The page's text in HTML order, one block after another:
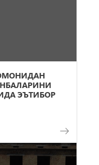
ЭЪТИБОР